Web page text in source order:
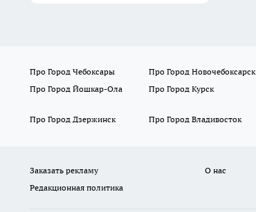
Про Город Чебоксары Про Город Новочебоксарск
Про Город Йошкар-Ола
Про Город Курск
Про Город Дзержинск
Про Город Владивосток
Заказать рекламу О нас
Редакционная политика